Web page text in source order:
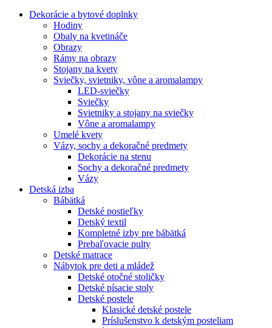
Dekorácie a bytové doplnky
Hodiny
Obaly na kvetináče
Obrazy
Rámy na obrazy
Stojany na kvety
Sviečky, svietniky, vône a aromalampy
LED-sviečky
Sviečky
Svietniky a stojany na sviečky
Vône a aromalampy
Umelé kvety
Vázy, sochy a dekoračné predmety
Dekorácie na stenu
Sochy a dekoračné predmety
Vázy
Detská izba
Bábätká
Detské postieľky
Detský textil
Kompletné izby pre bábätká
Prebaľovacie pulty
Detské matrace
Nábytok pre deti a mládež
Detské otočné stoličky
Detské písacie stoly
Detské postele
Klasické detské postele
Príslušenstvo k detským posteliam